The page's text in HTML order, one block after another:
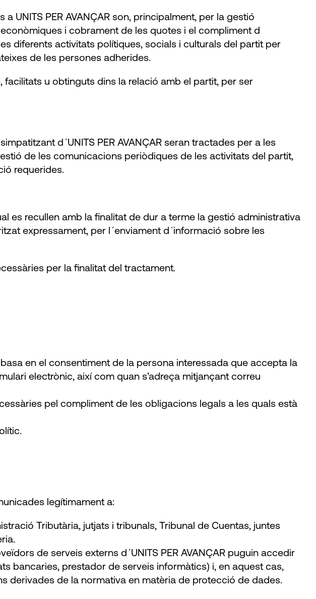
UNITS PER AVANÇAR son, principalment, per la gestió
i cobrament de les quotes i el compliment d
diferents activitats polítiques, socials i culturals del partit per
de les persones adherides.
u obtinguts dins la relació amb el partit, per ser
d´UNITS PER AVANÇAR seran tractades per a les
de les comunicacions periòdiques de les activitats del partit,
requerides.
es recullen amb la finalitat de dur a terme la gestió administrativa
expressament, per l´enviament d´informació sobre les
per la finalitat del tractament.
en el consentiment de la persona interessada que accepta la
electrònic, així com quan s’adreça mitjançant correu
pel compliment de les obligacions legals a les quals està
legítimament a:
Tributària, jutjats i tribunals, Tribunal de Cuentas, juntes
de serveis externs d´UNITS PER AVANÇAR puguin accedir
bancaries, prestador de serveis informàtics) i, en aquest cas,
derivades de la normativa en matèria de protecció de dades.